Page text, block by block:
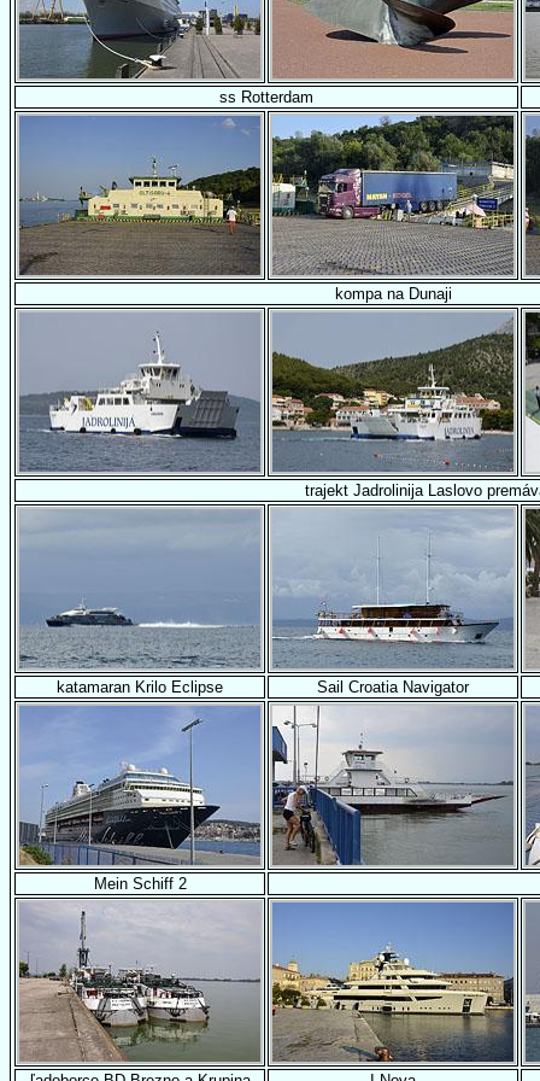
ss Rotterdam
kompa na Dunaji
trajekt Jadrolinija Laslovo
katamaran Krilo Eclipse Sail Croatia Navigator
Mein Schiff 2